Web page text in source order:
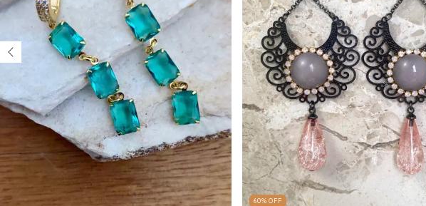
60% OFF